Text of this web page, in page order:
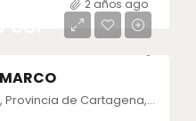
2 años ago
San Marco - Serena del Mar, Provincia de Cartagena, Bolívar, Colombia